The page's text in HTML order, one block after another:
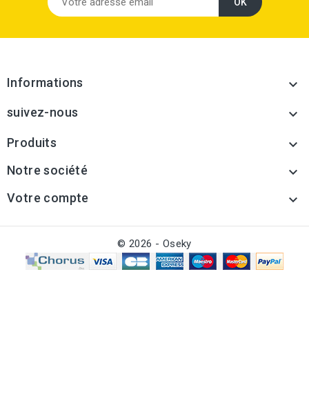
Informations 
suivez-nous 
Produits 
Notre société 
Votre compte 
© 2026 - Oseky